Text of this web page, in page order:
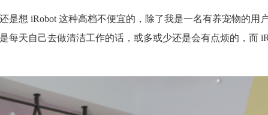
是想 iRobot 这种高档不便宜的，除了我是一名有养宠物的用
每天自己去做清洁工作的话，或多或少还是会有点烦的，而